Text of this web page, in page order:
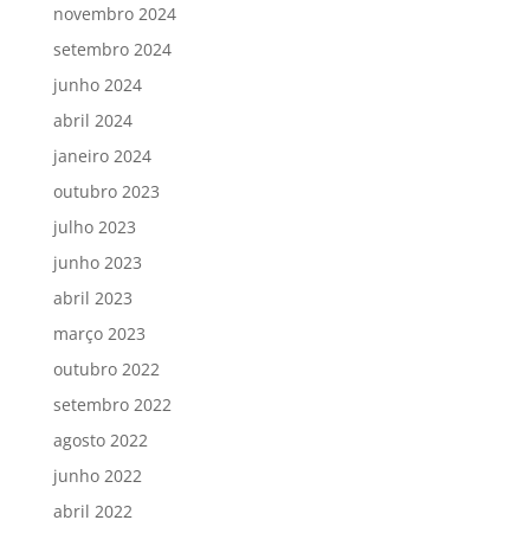
novembro 2024
setembro 2024
junho 2024
abril 2024
janeiro 2024
outubro 2023
julho 2023
junho 2023
abril 2023
março 2023
outubro 2022
setembro 2022
agosto 2022
junho 2022
abril 2022